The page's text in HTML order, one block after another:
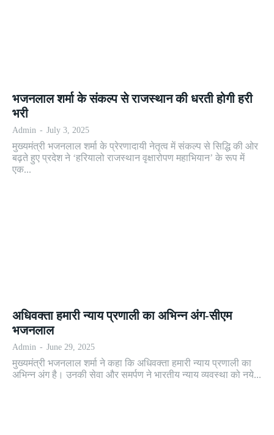
भजनलाल शर्मा के संकल्प से राजस्थान की धरती होगी हरी
भरी
Admin - July 3, 2025
मुख्यमंत्री भजनलाल शर्मा के प्रेरणादायी नेतृत्व में संकल्प से सिद्धि की ओर
बढ़ते हुए प्रदेश ने ‘हरियालो राजस्थान वृक्षारोपण महाभियान’ के रूप में
एक...
अधिवक्ता हमारी न्याय प्रणाली का अभिन्न अंग-सीएम
भजनलाल
Admin - June 29, 2025
मुख्यमंत्री भजनलाल शर्मा ने कहा कि अधिवक्ता हमारी न्याय प्रणाली का
अभिन्न अंग है। उनकी सेवा और समर्पण ने भारतीय न्याय व्यवस्था को नये...